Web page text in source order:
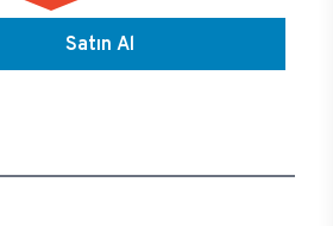
Satın Al